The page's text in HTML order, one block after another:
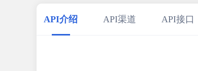
30
32
// 使用示例
aiQwq32b()
API介绍 API渠道 API接口